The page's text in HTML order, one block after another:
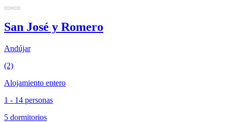
San José y Romero
Andújar
(2)
Alojamiento entero
1 - 14 personas
5 dormitorios